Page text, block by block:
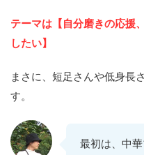
テーマは【自分磨きの応援
したい】
まさに、短足さんや低身長
す。
最初は、中華